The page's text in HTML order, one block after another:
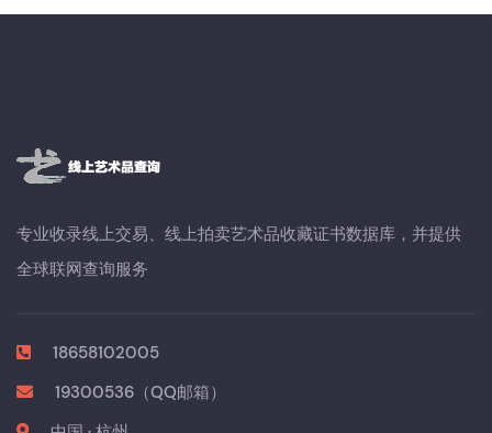
专业收录线上交易、线上拍卖艺术品收藏证书数据库，并提供
全球联网查询服务
18658102005
19300536（QQ邮箱）